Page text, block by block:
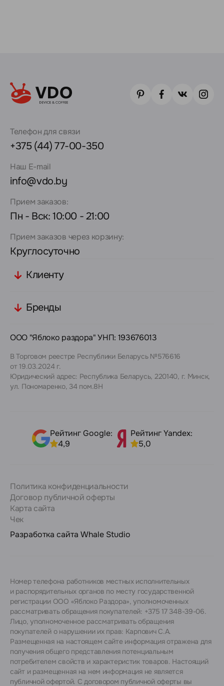
Телефон для связи
+375 (44) 77-00-350
Наш E-mail
info@vdo.by
Прием заказов:
Пн - Вск: 10:00 - 21:00
Прием заказов через корзину:
Круглосуточно
Клиенту
Бренды
ООО "Яблоко раздора" УНП: 193676013
В Торговом реестре Республики Беларусь №576616
от 19.03.2024 г.
Юридический адрес: Республика Беларусь, 220140, г. Минск,
ул. Пономаренко, 34 пом.8Н
Рейтинг Google:
4,9
Рейтинг Yandex:
5,0
Политика конфиденциальности
Договор публичной оферты
Карта сайта
Чек
Разработка сайта Whale Studio
Номер телефона работников местных исполнительных
и распорядительных органов по месту государственной
регистрации ООО «Яблоко Раздора», уполномоченных
рассматривать обращения покупателей: +375 17 348-39-06.
Лицо, уполномоченное рассматривать обращения
покупателей о нарушении их прав: Карпович С.А.
Размещенная на настоящем сайте информация отражена для
получения общего представления потенциальным
потребителем свойств и характеристик товаров. Настоящий
сайт и размещенная на нем информация не является
публичной офертой. С договором публичной оферты вы